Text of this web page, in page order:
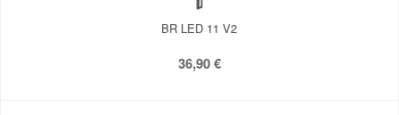
BR LED 11 V2
36,90 €